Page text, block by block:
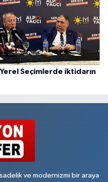
Seçimlerde iktidarın
ve modernizmi bir araya